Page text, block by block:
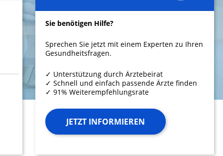
Sie benötigen Hilfe?
Sprechen Sie jetzt mit einem Experten zu Ihren
Gesundheitsfragen.
✓ Unterstützung durch Ärztebeirat
✓ Schnell und einfach passende Ärzte finden
✓ 91% Weiterempfehlungsrate
JETZT INFORMIEREN